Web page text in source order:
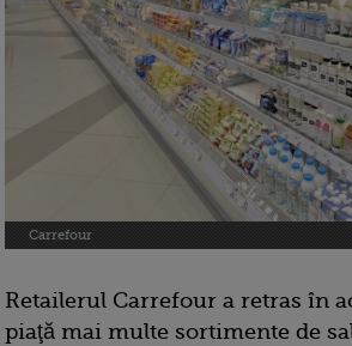
Carrefour
Retailerul Carrefour a retras în
piaţă mai multe sortimente de